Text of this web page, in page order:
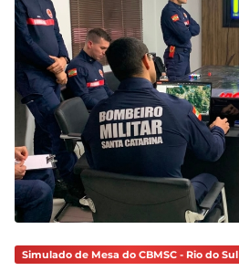
Simulado de Mesa do CBMSC - Rio do Sul